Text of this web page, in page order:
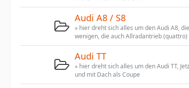
Audi A8 / S8
» hier dreht sich alles um den Audi A8,
wenigen, die auch Allradantrieb
Audi TT
» hier dreht sich alles um den Audi TT,
und mit Dach als Coupe